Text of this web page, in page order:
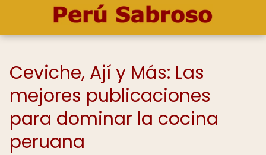
Ceviche, Ají y Más: Las
mejores publicaciones
para dominar la cocina
peruana